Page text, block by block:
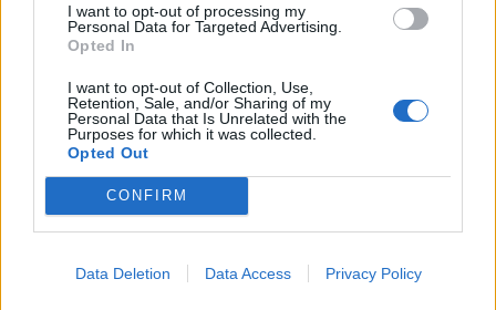
I want to opt-out of processing my
Personal Data for Targeted Advertising.
Opted In
I want to opt-out of Collection, Use,
Retention, Sale, and/or Sharing of my
Personal Data that Is Unrelated with the
Purposes for which it was collected.
Opted Out
CONFIRM
Data Deletion Data Access Privacy Policy
Kívánom, hogy mindenkinek ne csak ez a nap, de az év minden napja
teljen szeretetben, szerelemben, ünneplésben, figyelmességgel megtöltve.